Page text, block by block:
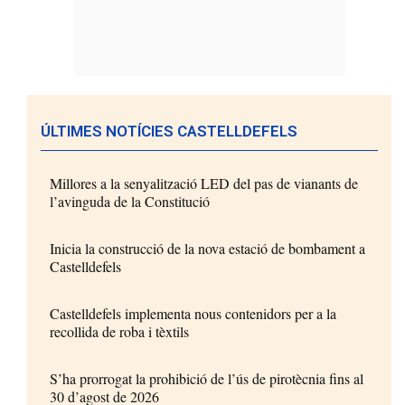
ÚLTIMES NOTÍCIES CASTELLDEFELS
Millores a la senyalització LED del pas de vianants de
l’avinguda de la Constitució
Inicia la construcció de la nova estació de bombament a
Castelldefels
Castelldefels implementa nous contenidors per a la
recollida de roba i tèxtils
S’ha prorrogat la prohibició de l’ús de pirotècnia fins al
30 d’agost de 2026